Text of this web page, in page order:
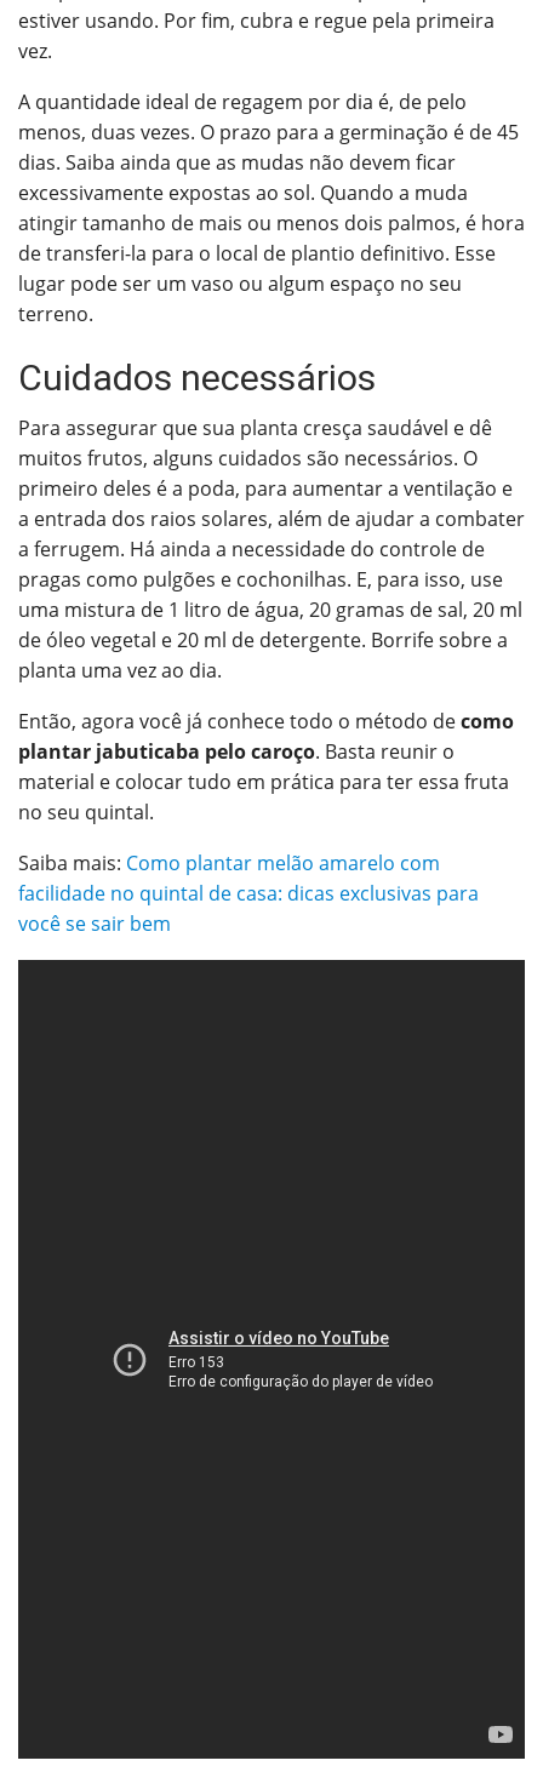
estiver usando. Por fim, cubra e regue pela primeira
vez.
A quantidade ideal de regagem por dia é, de pelo
menos, duas vezes. O prazo para a germinação é de 45
dias. Saiba ainda que as mudas não devem ficar
excessivamente expostas ao sol. Quando a muda
atingir tamanho de mais ou menos dois palmos, é hora
de transferi-la para o local de plantio definitivo. Esse
lugar pode ser um vaso ou algum espaço no seu
terreno.
Cuidados necessários
Para assegurar que sua planta cresça saudável e dê
muitos frutos, alguns cuidados são necessários. O
primeiro deles é a poda, para aumentar a ventilação e
a entrada dos raios solares, além de ajudar a combater
a ferrugem. Há ainda a necessidade do controle de
pragas como pulgões e cochonilhas. E, para isso, use
uma mistura de 1 litro de água, 20 gramas de sal, 20 ml
de óleo vegetal e 20 ml de detergente. Borrife sobre a
planta uma vez ao dia.
Então, agora você já conhece todo o método decomo
plantar jabuticaba pelo caroço. Basta reunir o
material e colocar tudo em prática para ter essa fruta
no seu quintal.
Saiba mais: Como plantar melão amarelo com
facilidade no quintal de casa: dicas exclusivas para
você se sair bem